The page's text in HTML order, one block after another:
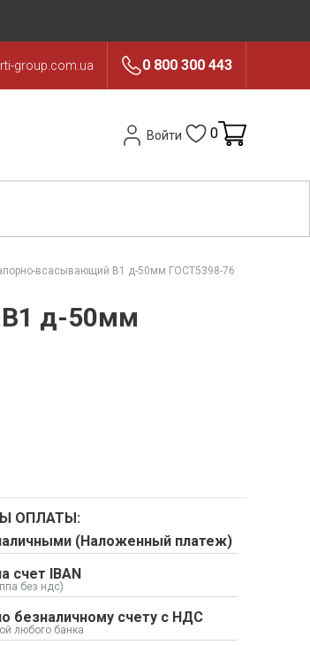
group.com.ua 0 800 300 443
Войти 0
всасывающий В1 д-50мм ГОСТ5398-76
д-50мм
ОПЛАТЫ:
(Наложенный платеж)
счет IBAN
без ндс)
безналичному счету с НДС
любого банка